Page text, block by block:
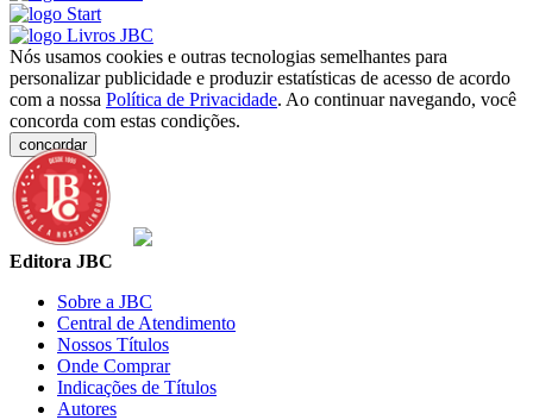
Nós usamos cookies e outras tecnologias semelhantes para
personalizar publicidade e produzir estatísticas de acesso de acordo
com a nossa Política de Privacidade. Ao continuar navegando, você
concorda com estas condições.
concordar
Editora JBC
Sobre a JBC
Central de Atendimento
Nossos Títulos
Onde Comprar
Indicações de Títulos
Autores